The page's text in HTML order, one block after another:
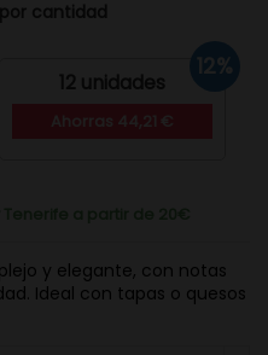
cantidad
12 unidades
12%
y elegante, con notas
Ideal con tapas o quesos